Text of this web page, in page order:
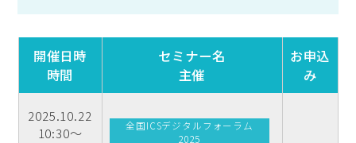
開催日時
時間
セミナー名
主催
お申込
み
2025.10.22
10:30～
全国ICSデジタルフォーラム
2025